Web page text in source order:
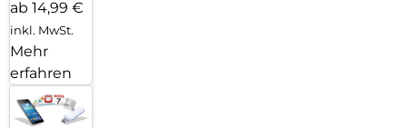
ab 14,99 €
inkl. MwSt.
Mehr
erfahren